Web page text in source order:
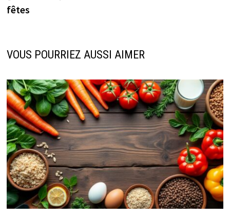
fêtes
VOUS POURRIEZ AUSSI AIMER